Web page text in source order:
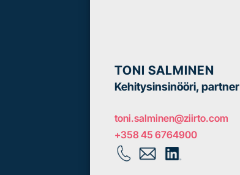
TONI SALMINEN
Kehitysinsinööri, partner
toni.salminen@ziirto.com
+358 45 6764900